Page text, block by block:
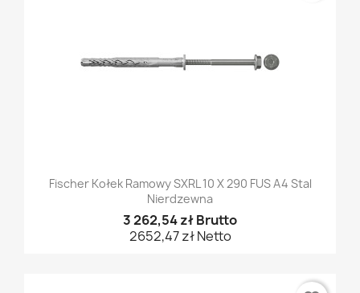
Fischer Kołek Ramowy SXRL 10 X 290 FUS A4 Stal
Nierdzewna
3 262,54 zł Brutto
2652,47 zł Netto